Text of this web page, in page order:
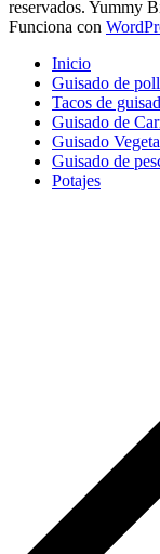
reservados. Yummy
Funciona con
Inicio
Guisado de
Tacos de
Guisado de
Guisado
Guisado de
Potajes